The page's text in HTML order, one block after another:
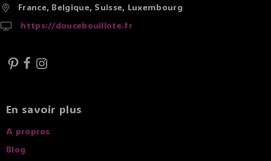
France, Belgique, Suisse, Luxembourg
https://doucebouillote.fr
En savoir plus
A propros
Blog